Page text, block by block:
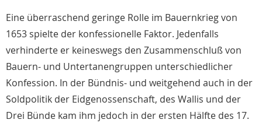
Eine überraschend geringe Rolle im Bauernkrieg von
1653 spielte der konfessionelle Faktor. Jedenfalls
verhinderte er keineswegs den Zusammenschluß von
Bauern- und Untertanengruppen unterschiedlicher
Konfession. In der Bündnis- und weitgehend auch in der
Soldpolitik der Eidgenossenschaft, des Wallis und der
Drei Bünde kam ihm jedoch in der ersten Hälfte des 17.